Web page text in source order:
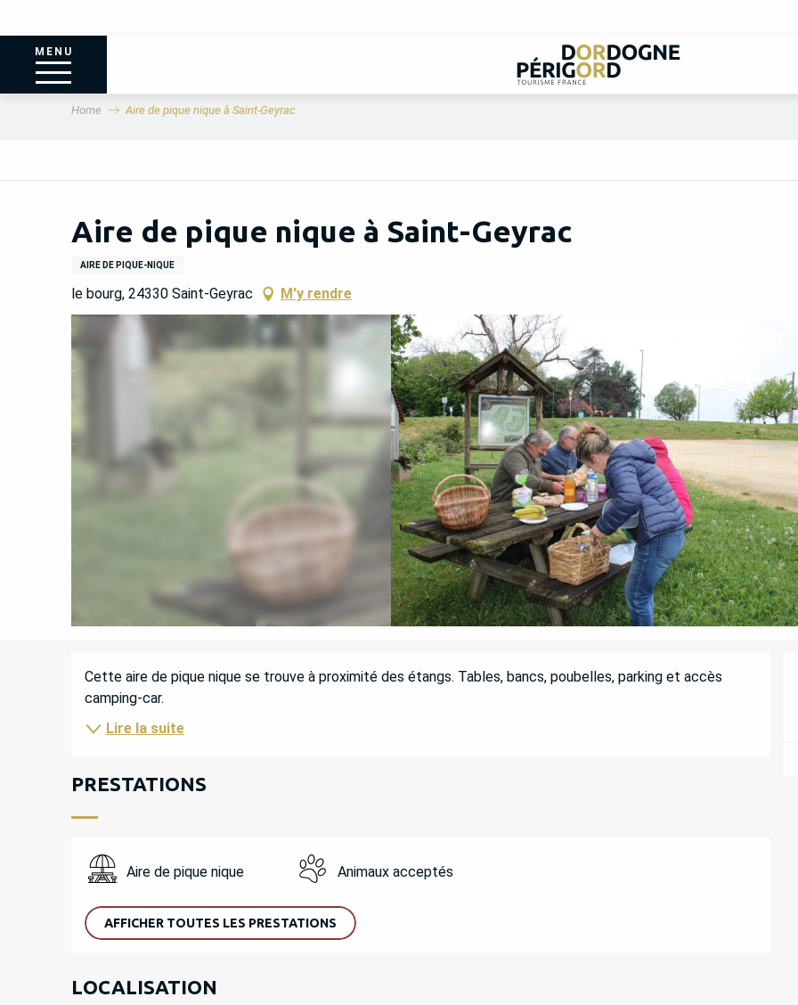
MENU
Home Aire de pique nique à Saint-Geyrac
Aire de pique nique à Saint-Geyrac
AIRE DE PIQUE-NIQUE
le bourg, 24330 Saint-Geyrac M'y rendre
DESCRIPTION
Cette aire de pique nique se trouve à proximité des étangs. Tables, bancs, poubelles, parking et accès
camping-car.
Lire la suite
PRESTATIONS
Aire de pique nique Animaux acceptés
AFFICHER TOUTES LES PRESTATIONS
LOCALISATION